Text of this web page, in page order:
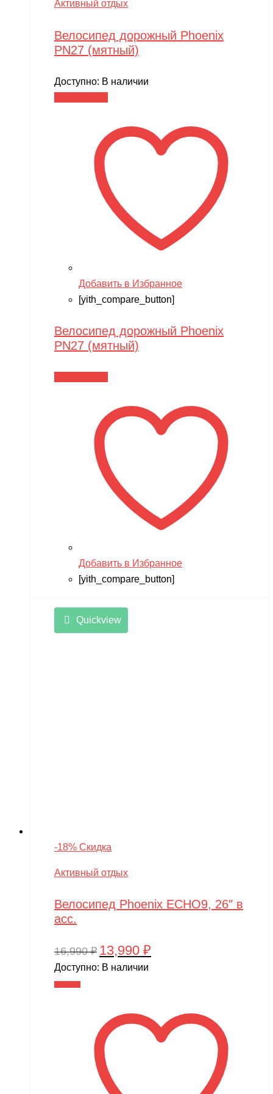
Активный отдых
Велосипед дорожный Phoenix
PN27 (мятный)
Доступно: В наличии
Добавить в Избранное
[yith_compare_button]
Велосипед дорожный Phoenix
PN27 (мятный)
Добавить в Избранное
[yith_compare_button]
Quickview
-18% Скидка
Активный отдых
Велосипед Phoenix ECHO9, 26″ в
асс.
16,990₽ Первоначальная
цена
13,990 ₽
Доступно: В наличии